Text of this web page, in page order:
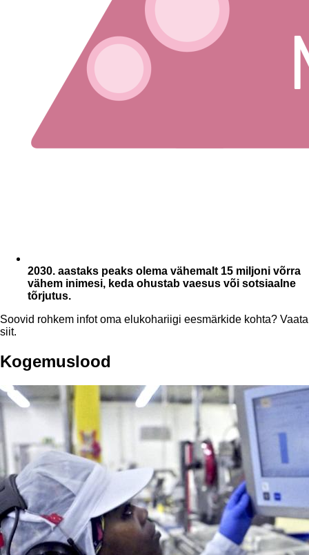
2030. aastaks peaks olema vähemalt 15 miljoni võrra
vähem inimesi, keda ohustab vaesus või sotsiaalne
tõrjutus.
Soovid rohkem infot oma elukohariigi eesmärkide kohta? Vaata
siit.
Kogemuslood